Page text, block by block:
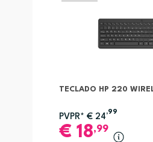
TECLADO HP 220
PVPR* € 24
,99
€ 18,99